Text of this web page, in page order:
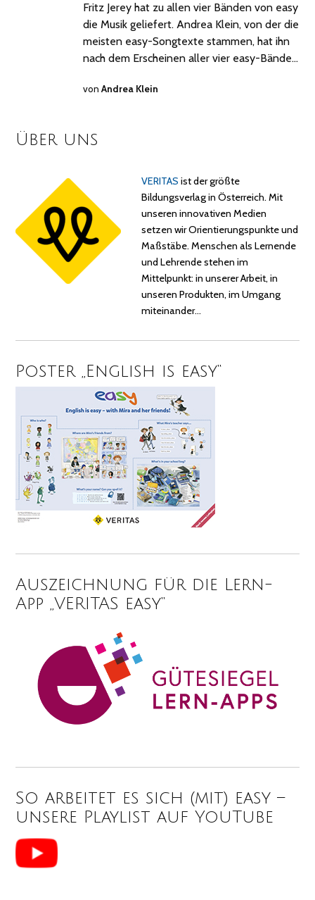
Fritz Jerey hat zu allen vier Bänden von easy
die Musik geliefert. Andrea Klein, von der die
meisten easy-Songtexte stammen, hat ihn
nach dem Erscheinen aller vier easy-Bände…
vonAndrea Klein
Über uns
VERITAS ist der größte
Bildungsverlag in Österreich. Mit
unseren innovativen Medien
setzen wir Orientierungspunkte und
Maßstäbe. Menschen als Lernende
und Lehrende stehen im
Mittelpunkt: in unserer Arbeit, in
unseren Produkten, im Umgang
miteinander…
Poster „English is easy“
Auszeichnung für die Lern-
App „VERITAS easy“
So arbeitet es sich (mit) easy –
unsere Playlist auf YouTube